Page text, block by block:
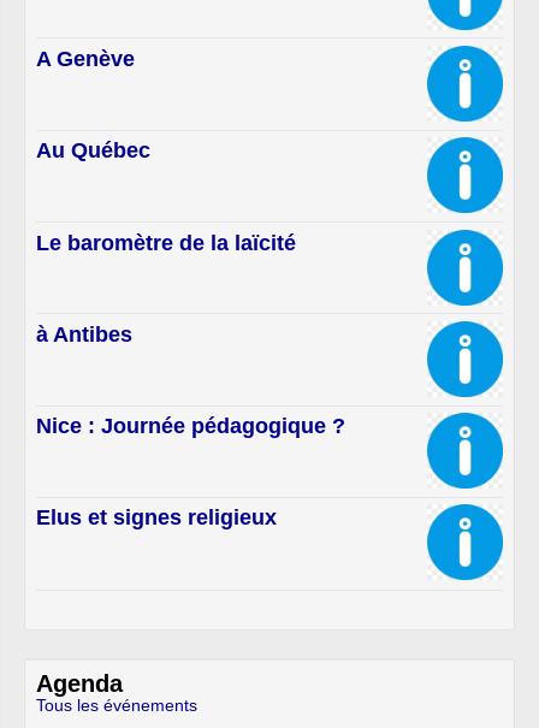
A Genève
Au Québec
Le baromètre de la laïcité
à Antibes
Nice : Journée pédagogique ?
Elus et signes religieux
Agenda
Tous les événements